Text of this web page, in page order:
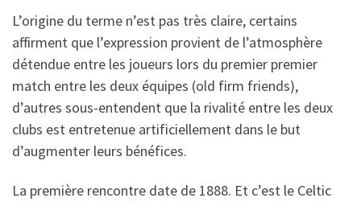
L’origine du terme n’est pas très claire, certains
affirment que l’expression provient de l’atmosphère
détendue entre les joueurs lors du premier premier
match entre les deux équipes (old firm friends),
d’autres sous-entendent que la rivalité entre les deux
clubs est entretenue artificiellement dans le but
d’augmenter leurs bénéfices.
La première rencontre date de 1888. Et c’est le Celtic